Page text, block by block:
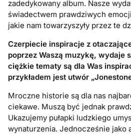
zadedykowany album. Nasze
świadectwem prawdziwych
jakie nam towarzyszyły przez te
Czerpiecie inspiracje z
poprzez Waszą muzykę, wydaje
ciężkie tematy są dla Was
przykładem jest utwór
Mroczne historie są dla nas
ciekawe. Muszą być jednak
Ukazujemy pułapki ludzkiego
wynaturzenia. Jednocześnie jako